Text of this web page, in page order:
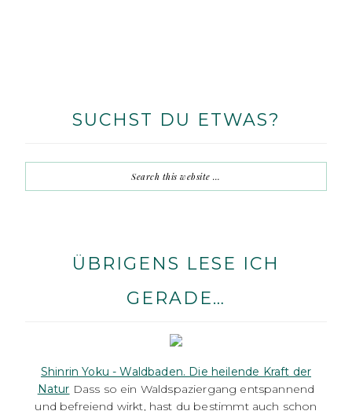
SUCHST DU ETWAS?
ÜBRIGENS LESE ICH
GERADE…
Shinrin Yoku - Waldbaden. Die heilende Kraft der
Natur Dass so ein Waldspaziergang entspannend
und befreiend wirkt, hast du bestimmt auch schon